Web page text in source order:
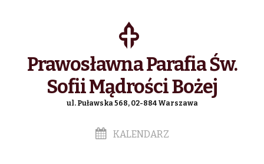
Prawosławna Parafia Św.
Sofii Mądrości Bożej
ul. Puławska 568, 02-884 Warszawa
KALENDARZ